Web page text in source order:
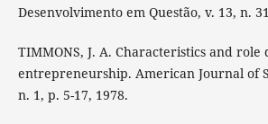
Desenvolvimento em Questão, v. 13, n.
TIMMONS, J. A. Characteristics and role
entrepreneurship. American Journal of
n. 1, p. 5-17, 1978.